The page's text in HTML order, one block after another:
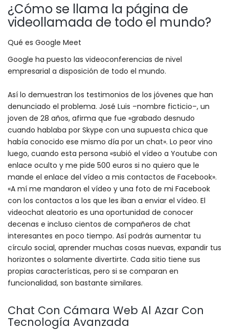
¿Cómo se llama la página de
videollamada de todo el mundo?
Qué es Google Meet
Google ha puesto las videoconferencias de nivel
empresarial a disposición de todo el mundo.
Así lo demuestran los testimonios de los jóvenes que han
denunciado el problema. José Luis –nombre ficticio–, un
joven de 28 años, afirma que fue «grabado desnudo
cuando hablaba por Skype con una supuesta chica que
había conocido ese mismo día por un chat». Lo peor vino
luego, cuando esta persona «subió el vídeo a Youtube con
enlace oculto y me pide 500 euros si no quiero que le
mande el enlace del vídeo a mis contactos de Facebook».
«A mí me mandaron el vídeo y una foto de mi Facebook
con los contactos a los que les iban a enviar el vídeo. El
videochat aleatorio es una oportunidad de conocer
decenas e incluso cientos de compañeros de chat
interesantes en poco tiempo. Así podrás aumentar tu
círculo social, aprender muchas cosas nuevas, expandir tus
horizontes o solamente divertirte. Cada sitio tiene sus
propias características, pero si se comparan en
funcionalidad, son bastante similares.
Chat Con Cámara Web Al Azar Con
Tecnología Avanzada